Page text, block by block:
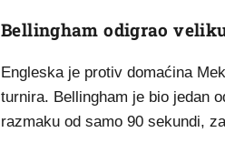
Bellingham odigrao
Engleska je protiv domaćina
turnira. Bellingham je bio jedan
razmaku od samo 90 sekundi,